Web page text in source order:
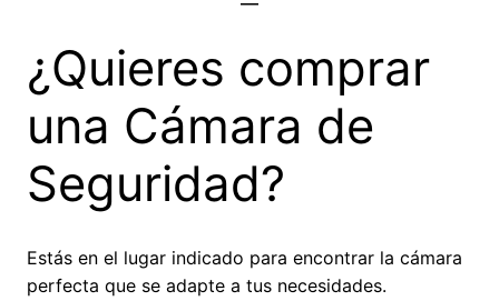
¿Quieres comprar
una Cámara de
Seguridad?
Estás en el lugar indicado para encontrar la cámara
perfecta que se adapte a tus necesidades.